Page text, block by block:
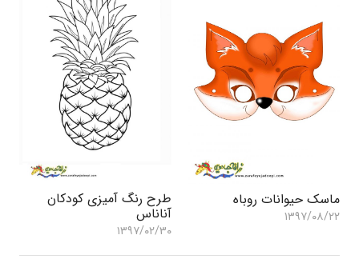
ماسک حیوانات روباه
۱۳۹۷/۰۸/۲۲
طرح رنگ آمیزی کودکان
آناناس
۱۳۹۷/۰۲/۳۰